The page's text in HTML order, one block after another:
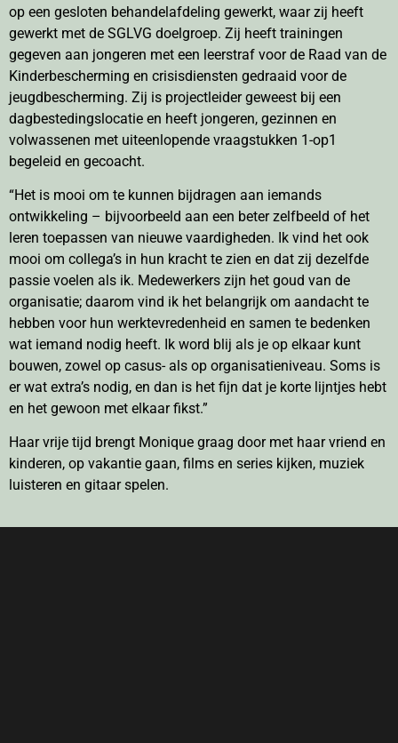
op een gesloten behandelafdeling gewerkt, waar zij heeft
gewerkt met de SGLVG doelgroep. Zij heeft trainingen
gegeven aan jongeren met een leerstraf voor de Raad van de
Kinderbescherming en crisisdiensten gedraaid voor de
jeugdbescherming. Zij is projectleider geweest bij een
dagbestedingslocatie en heeft jongeren, gezinnen en
volwassenen met uiteenlopende vraagstukken 1-op1
begeleid en gecoacht.
“Het is mooi om te kunnen bijdragen aan iemands
ontwikkeling – bijvoorbeeld aan een beter zelfbeeld of het
leren toepassen van nieuwe vaardigheden. Ik vind het ook
mooi om collega’s in hun kracht te zien en dat zij dezelfde
passie voelen als ik. Medewerkers zijn het goud van de
organisatie; daarom vind ik het belangrijk om aandacht te
hebben voor hun werktevredenheid en samen te bedenken
wat iemand nodig heeft. Ik word blij als je op elkaar kunt
bouwen, zowel op casus- als op organisatieniveau. Soms is
er wat extra’s nodig, en dan is het fijn dat je korte lijntjes hebt
en het gewoon met elkaar fikst.”
Haar vrije tijd brengt Monique graag door met haar vriend en
kinderen, op vakantie gaan, films en series kijken, muziek
luisteren en gitaar spelen.